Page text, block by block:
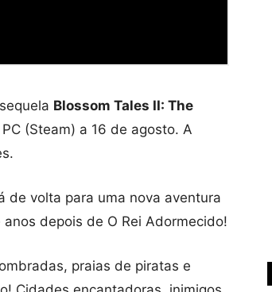
Blossom Tales II: The
(Steam) a 16 de agosto. A
de volta para uma nova aventura
depois de O Rei Adormecido!
praias de piratas e